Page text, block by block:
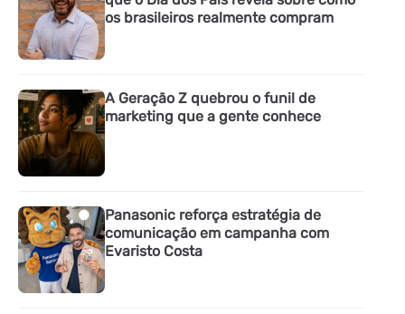
os brasileiros realmente compram
A Geração Z quebrou o funil de
marketing que a gente conhece
Panasonic reforça estratégia de
comunicação em campanha com
Evaristo Costa